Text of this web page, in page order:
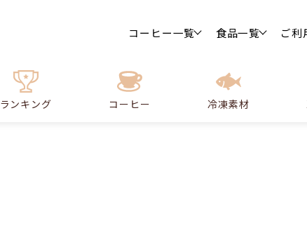
コーヒー一覧 食品一覧 ご利
ランキング コーヒー 冷凍素材